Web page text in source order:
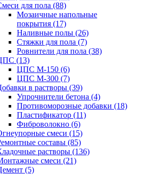
для пола (88)
Мозаичные напольные
покрытия (17)
Наливные полы (26)
Стяжки для пола (7)
Ровнители для пола (38)
(13)
ЦПС М-150 (6)
ЦПС М-300 (7)
в растворы (39)
Упрочнители бетона (4)
Противоморозные добавки (18)
Пластификатор (11)
Фиброволокно (6)
смеси (15)
составы (85)
растворы (136)
смеси (21)
(5)